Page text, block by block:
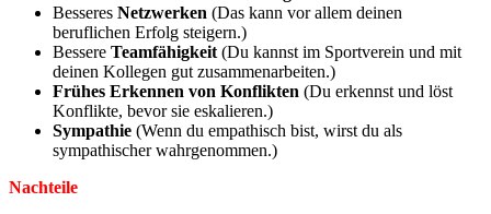
Besseres Netzwerken (Das kann vor allem deinen
beruflichen Erfolg steigern.)
Bessere Teamfähigkeit (Du kannst im Sportverein und mit
deinen Kollegen gut zusammenarbeiten.)
Frühes Erkennen von Konflikten (Du erkennst und löst
Konflikte, bevor sie eskalieren.)
Sympathie (Wenn du empathisch bist, wirst du als
sympathischer wahrgenommen.)
Nachteile